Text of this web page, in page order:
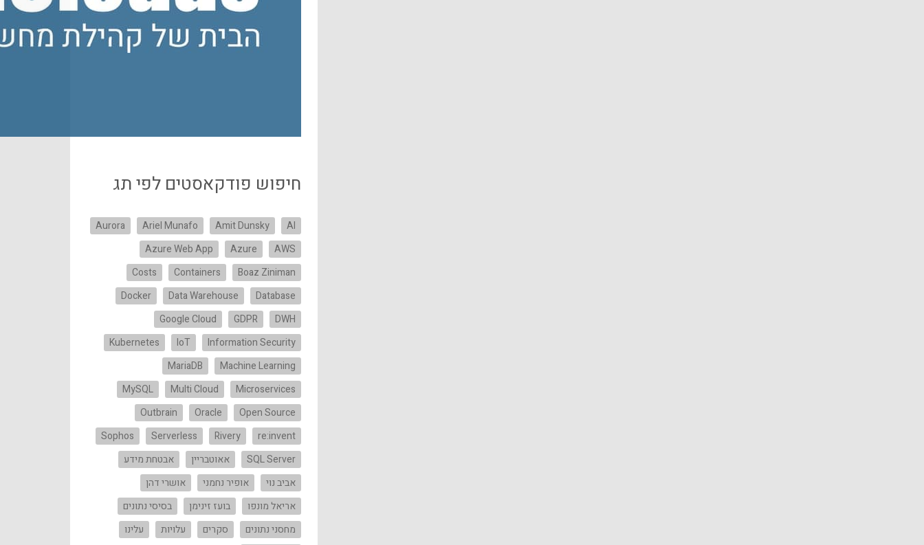
חיפוש פודקאסטים לפי תג
AI
Amit Dunsky
Ariel Munafo
Aurora
AWS
Azure
Azure Web App
Boaz Ziniman
Containers
Costs
Database
Data Warehouse
Docker
DWH
GDPR
Google Cloud
Information Security
IoT
Kubernetes
Machine Learning
MariaDB
Microservices
Multi Cloud
MySQL
Open Source
Oracle
Outbrain
re:invent
Rivery
Serverless
Sophos
SQL Server
אאוטבריין
אבטחת מידע
אביב נוי
אופיר נחמני
אושרי דהן
אריאל מונפו
בועז זינימן
בסיסי נתונים
מחסני נתונים
סקרים עלויות
עלינו